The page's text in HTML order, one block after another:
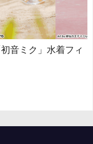
音ミク」水着フィ